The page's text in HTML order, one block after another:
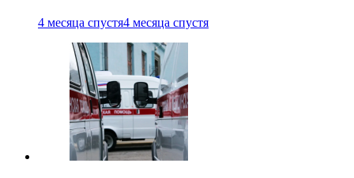
4 месяца спустя4 месяца спустя